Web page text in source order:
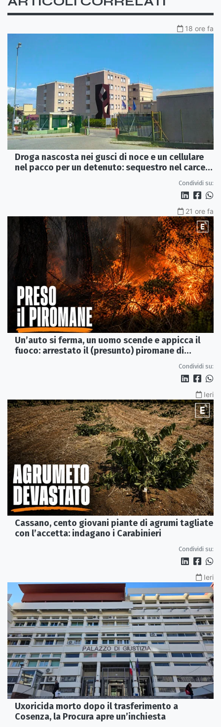
18 ore fa
Droga nascosta nei gusci di noce e un cellulare
nel pacco per un detenuto: sequestro nel carcere
Condividi su:
21 ore fa
Un’auto si ferma, un uomo scende e appicca il
fuoco: arrestato il (presunto) piromane di
Condividi su:
Ieri
Cassano, cento giovani piante di agrumi tagliate
con l’accetta: indagano i Carabinieri
Condividi su:
Ieri
Uxoricida morto dopo il trasferimento a
Cosenza, la Procura apre un’inchiesta